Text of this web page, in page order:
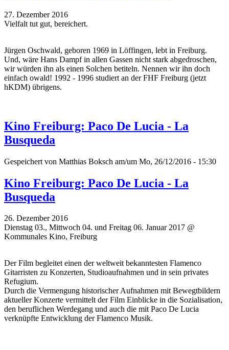
27. Dezember 2016
Vielfalt tut gut, bereichert.
Jürgen Oschwald, geboren 1969 in Löffingen, lebt in Freiburg.
Und, wäre Hans Dampf in allen Gassen nicht stark abgedroschen,
wir würden ihn als einen Solchen betiteln. Nennen wir ihn doch
einfach owald! 1992 - 1996 studiert an der FHF Freiburg (jetzt
hKDM) übrigens.
Kino Freiburg: Paco De Lucia - La
Busqueda
Gespeichert von Matthias Boksch am/um Mo, 26/12/2016 - 15:30
Kino Freiburg: Paco De Lucia - La
Busqueda
26. Dezember 2016
Dienstag 03., Mittwoch 04. und Freitag 06. Januar 2017 @
Kommunales Kino, Freiburg
Der Film begleitet einen der weltweit bekanntesten Flamenco
Gitarristen zu Konzerten, Studioaufnahmen und in sein privates
Refugium.
Durch die Vermengung historischer Aufnahmen mit Bewegtbildern
aktueller Konzerte vermittelt der Film Einblicke in die Sozialisation,
den beruflichen Werdegang und auch die mit Paco De Lucia
verknüpfte Entwicklung der Flamenco Musik.